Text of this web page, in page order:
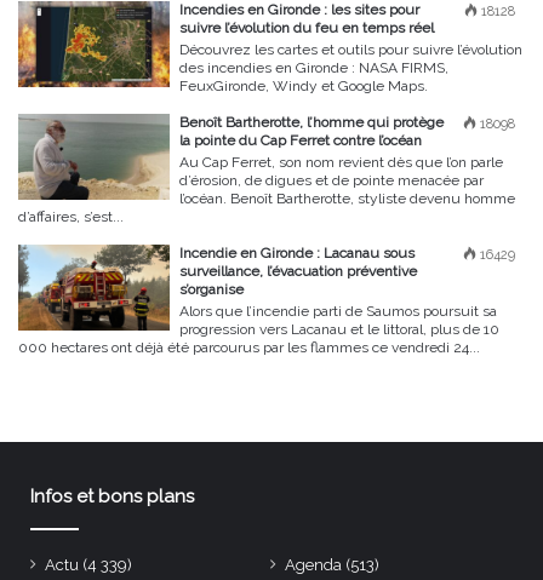
18128
Incendies en Gironde : les sites pour
suivre l’évolution du feu en temps réel
Découvrez les cartes et outils pour suivre l’évolution
des incendies en Gironde : NASA FIRMS,
FeuxGironde, Windy et Google Maps.
18098
Benoît Bartherotte, l’homme qui protège
la pointe du Cap Ferret contre l’océan
Au Cap Ferret, son nom revient dès que l’on parle
d’érosion, de digues et de pointe menacée par
l’océan. Benoît Bartherotte, styliste devenu homme
d’affaires, s’est...
16429
Incendie en Gironde : Lacanau sous
surveillance, l’évacuation préventive
s’organise
Alors que l’incendie parti de Saumos poursuit sa
progression vers Lacanau et le littoral, plus de 10
000 hectares ont déjà été parcourus par les flammes ce vendredi 24...
Infos et bons plans
Actu (4 339) Agenda (513)